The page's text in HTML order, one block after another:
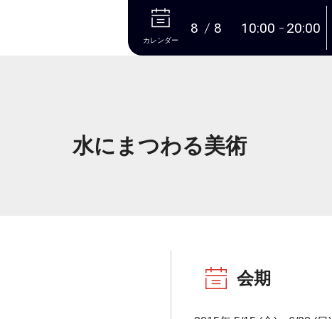
本文へ
カレンダー
8 8 10:00 20:00
水にまつわる美術
会期